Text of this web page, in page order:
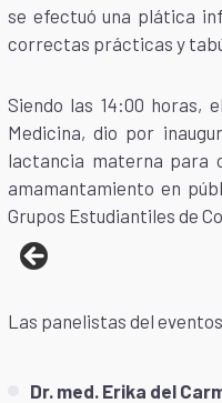
se efectuó una plática
correctas prácticas y
Siendo las 14:00 horas, el
Medicina, dio por
lactancia materna para
amamantamiento en
Grupos Estudiantiles de
Las panelistas del
Dr. med. Erika del